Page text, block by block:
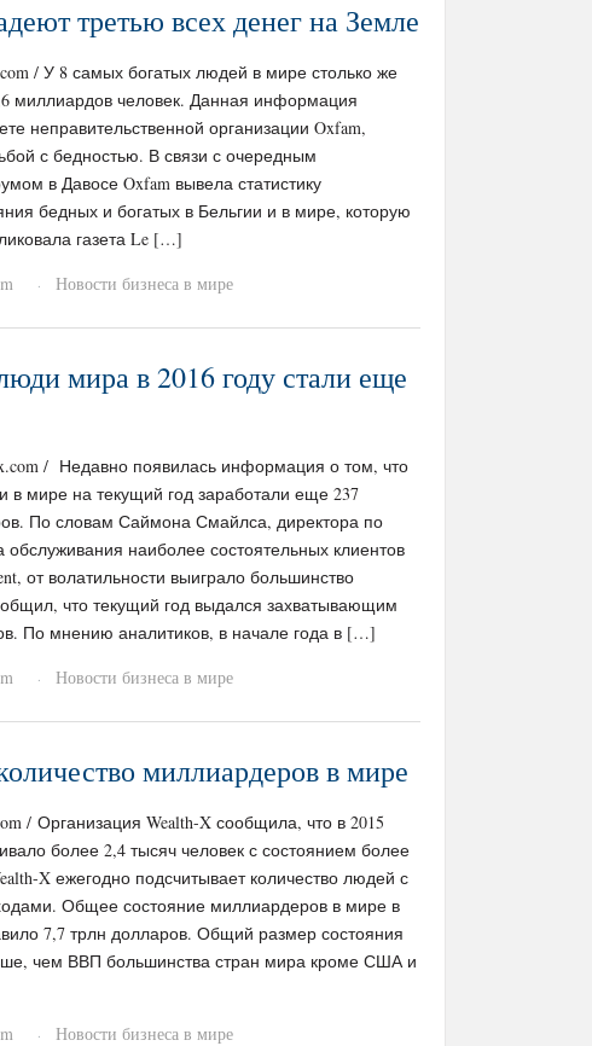
третью всех денег на Земле
/ У 8 самых богатых людей в мире столько же
миллиардов человек. Данная информация
неправительственной организации Oxfam,
с бедностью. В связи с очередным
в Давосе Oxfam вывела статистику
бедных и богатых в Бельгии и в мире, которую
газета Le […]
· Новости бизнеса в мире
мира в 2016 году стали еще
/ Недавно появилась информация о том, что
в мире на текущий год заработали еще 237
По словам Саймона Смайлса, директора по
обслуживания наиболее состоятельных клиентов
от волатильности выиграло большинство
что текущий год выдался захватывающим
По мнению аналитиков, в начале года в […]
· Новости бизнеса в мире
миллиардеров в мире
/ Организация Wealth-X сообщила, что в 2015
более 2,4 тысяч человек с состоянием более
X ежегодно подсчитывает количество людей с
Общее состояние миллиардеров в мире в
7,7 трлн долларов. Общий размер состояния
чем ВВП большинства стран мира кроме США и
· Новости бизнеса в мире